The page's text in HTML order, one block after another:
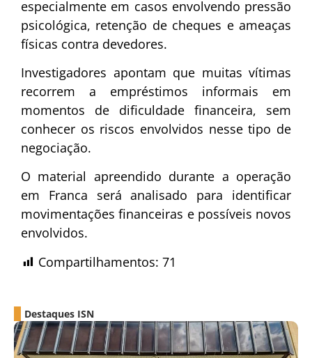
especialmente em casos envolvendo pressão
psicológica, retenção de cheques e ameaças
físicas contra devedores.
Investigadores apontam que muitas vítimas
recorrem a empréstimos informais em
momentos de dificuldade financeira, sem
conhecer os riscos envolvidos nesse tipo de
negociação.
O material apreendido durante a operação
em Franca será analisado para identificar
movimentações financeiras e possíveis novos
envolvidos.
Compartilhamentos: 71
Destaques ISN